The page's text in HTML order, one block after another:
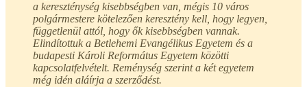
a kereszténység kisebbségben van, mégis 10 város
polgármestere kötelezően keresztény kell, hogy legyen,
függetlenül attól, hogy ők kisebbségben vannak.
Elindítottuk a Betlehemi Evangélikus Egyetem és a
budapesti Károli Református Egyetem közötti
kapcsolatfelvételt. Reménység szerint a két egyetem
még idén aláírja a szerződést.